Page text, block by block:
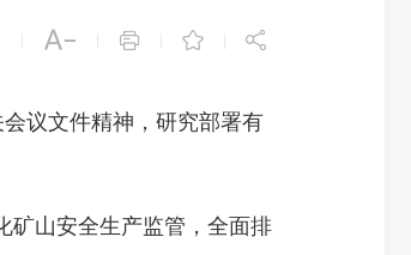
   
议文件精神，研究部署有
山安全生产监管，全面排